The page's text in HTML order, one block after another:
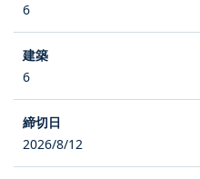
6
6
2026/8/12